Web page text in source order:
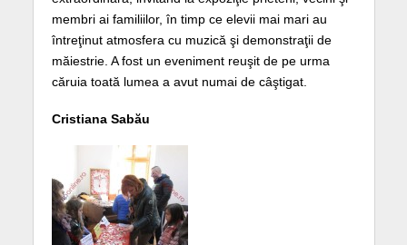
membri ai familiilor, în timp ce elevii mai mari au
întreţinut atmosfera cu muzică şi demonstraţii de
măiestrie. A fost un eveniment reuşit de pe urma
căruia toată lumea a avut numai de câştigat.
Cristiana Sabău